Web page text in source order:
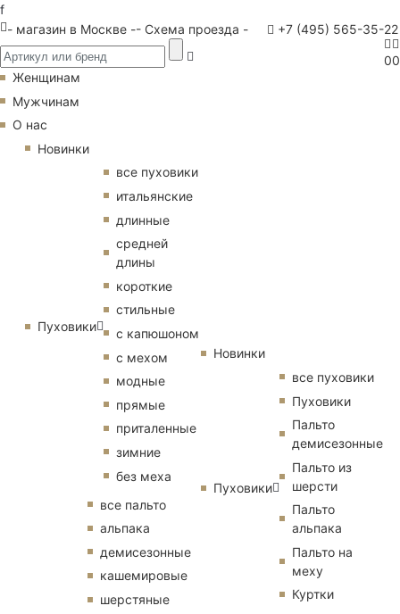
f
- магазин в Москве -- Схема проезда - +7 (495) 565-35-22
00
Женщинам
Мужчинам
О нас
Новинки
Пуховики
все пуховики
итальянские
длинные
средней
длины
короткие
стильные
с капюшоном
с мехом
модные
прямые
приталенные
зимние
без меха
все пальто
альпака
демисезонные
кашемировые
шерстяные
Новинки
Пуховики
все пуховики
Пуховики
Пальто
демисезонные
Пальто из
шерсти
Пальто
альпака
Пальто на
меху
Куртки